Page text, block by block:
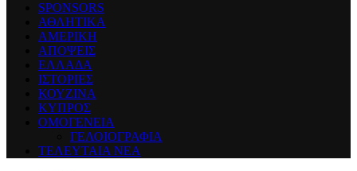
SPONSORS
ΑΘΛΗΤΙΚΑ
ΑΜΕΡΙΚΗ
ΑΠΟΨΕΙΣ
ΕΛΛΑΔΑ
ΙΣΤΟΡΙΕΣ
ΚΟΥΖΙΝΑ
ΚΥΠΡΟΣ
ΟΜΟΓΕΝΕΙΑ
ΓΕΛΟΙΟΓΡΑΦΙΑ
ΤΕΛΕΥΤΑΙΑ ΝΕΑ